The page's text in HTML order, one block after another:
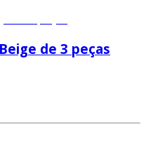
de 3 peças